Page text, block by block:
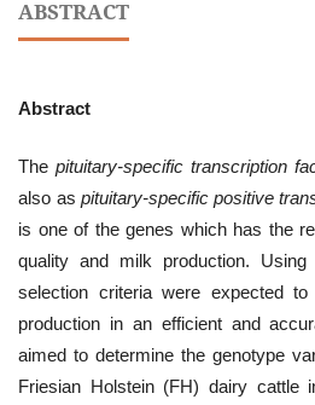
ABSTRACT
Abstract
Thepituitary-specific transcription
also as pituitary-specific positive
is one of the genes which has the
quality and milk production.
selection criteria were expected
production in an efficient and
aimed to determine the genotype
Friesian Holstein (FH) dairy cattle